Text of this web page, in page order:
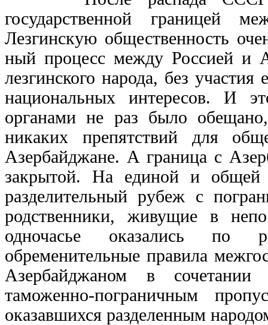
государственной границей
Лезгинскую общественность
ный процесс между Россией и
лезгин­ского народа, без
нацио­нальных интересов. И
органами не раз было
никаких препятствий для
Азербайджане. А граница с
закрытой. На единой и общей
разделительный рубеж с
родственники, живущие в
одночасье оказались по
обременительные правила
Азербайджаном в
таможенно-пограничным
оказавшихся разделенным